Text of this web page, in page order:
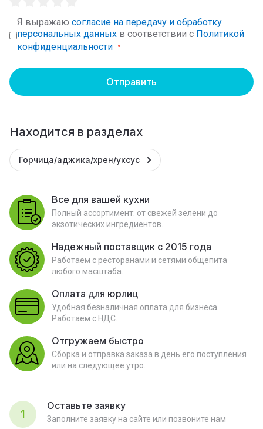
Я выражаю согласие на передачу и обработку
персональных данных в соответствии с Политикой
конфиденциальности
Отправить
Находится в разделах
Горчица/аджика/хрен/уксус
Все для вашей кухни
Полный ассортимент: от свежей зелени до
экзотических ингредиентов.
Надежный поставщик с 2015 года
Работаем с ресторанами и сетями общепита
любого масштаба.
Оплата для юрлиц
Удобная безналичная оплата для бизнеса.
Работаем с НДС.
Отгружаем быстро
Сборка и отправка заказа в день его поступления
или на следующее утро.
1
Оставьте заявку
Заполните заявку на сайте или позвоните нам